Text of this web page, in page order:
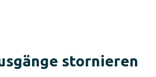
stornieren